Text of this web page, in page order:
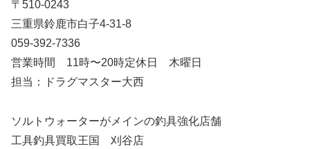
〒510-0243
三重県鈴鹿市白子4-31-8
059-392-7336
営業時間 11時〜20時定休日 木曜日
担当：ドラグマスター大西
ソルトウォーターがメインの釣具強化店舗
工具釣具買取王国 刈谷店